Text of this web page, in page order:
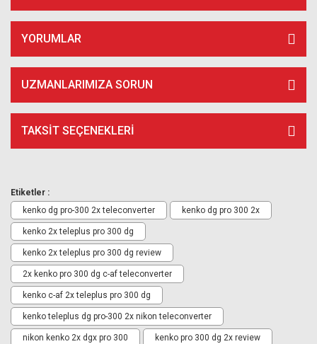
YORUMLAR
UZMANLARIMIZA SORUN
TAKSIT SEÇENEKLERI
Etiketler :
kenko dg pro-300 2x teleconverter
kenko dg pro 300 2x
kenko 2x teleplus pro 300 dg
kenko 2x teleplus pro 300 dg review
2x kenko pro 300 dg c-af teleconverter
kenko c-af 2x teleplus pro 300 dg
kenko teleplus dg pro-300 2x nikon teleconverter
nikon kenko 2x dgx pro 300 kenko pro 300 dg 2x review